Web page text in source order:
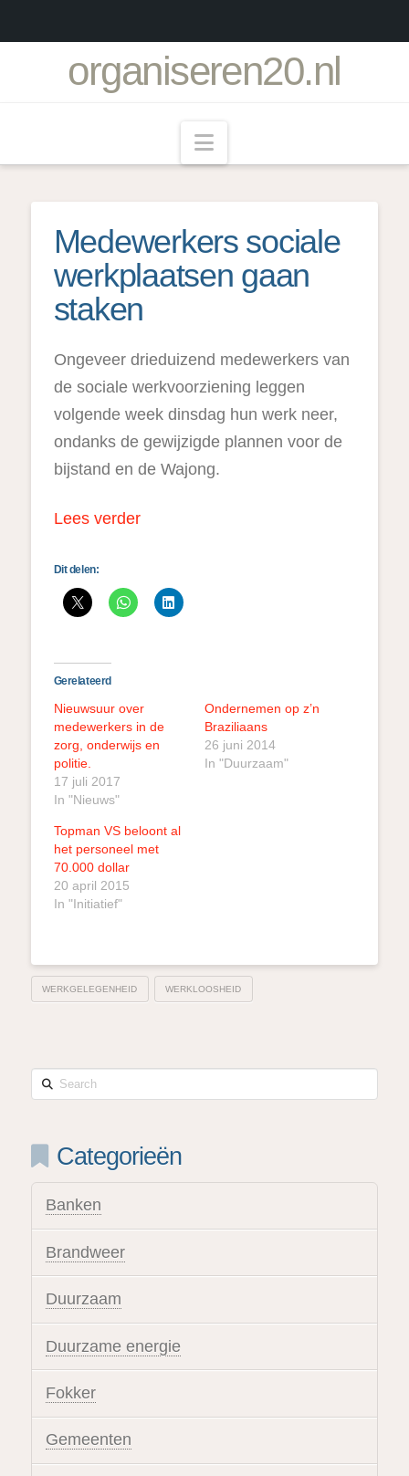
organiseren20.nl
Navigation
Medewerkers sociale
werkplaatsen gaan
staken
Ongeveer drieduizend medewerkers van
de sociale werkvoorziening leggen
volgende week dinsdag hun werk neer,
ondanks de gewijzigde plannen voor de
bijstand en de Wajong.
Lees verder
Dit delen:
Gerelateerd
Nieuwsuur over
medewerkers in de
zorg, onderwijs en
politie.
17 juli 2017
In "Nieuws"
Ondernemen op z’n
Braziliaans
26 juni 2014
In "Duurzaam"
Topman VS beloont al
het personeel met
70.000 dollar
20 april 2015
In "Initiatief"
WERKGELEGENHEID WERKLOOSHEID
Search
Categorieën
Banken
Brandweer
Duurzaam
Duurzame energie
Fokker
Gemeenten